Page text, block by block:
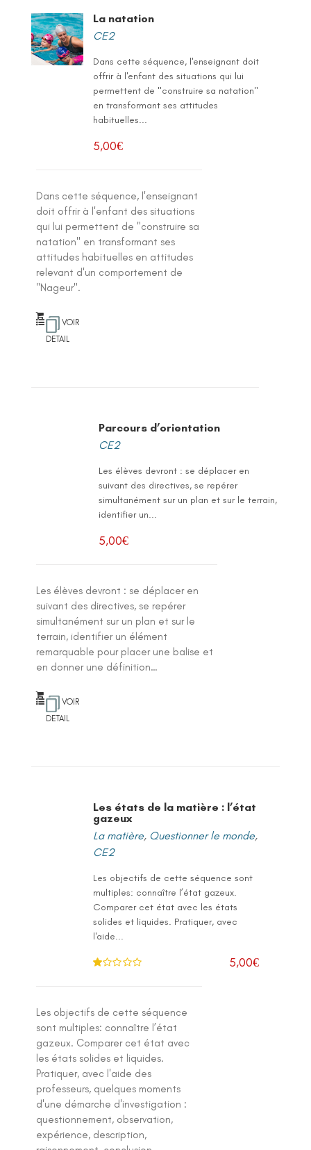
La natation
CE2
Dans cette séquence, l'enseignant doit
offrir à l'enfant des situations qui lui
permettent de "construire sa natation"
en transformant ses attitudes
habituelles...
5,00€
Dans cette séquence, l'enseignant
doit offrir à l'enfant des situations
qui lui permettent de "construire sa
natation" en transformant ses
attitudes habituelles en attitudes
relevant d'un comportement de
"Nageur".
VOIR
DETAIL
Parcours d’orientation
CE2
Les élèves devront : se déplacer en
suivant des directives, se repérer
simultanément sur un plan et sur le terrain,
identifier un...
5,00€
Les élèves devront : se déplacer en
suivant des directives, se repérer
simultanément sur un plan et sur le
terrain, identifier un élément
remarquable pour placer une balise et
en donner une définition…
VOIR
DETAIL
Les états de la matière : l’état
gazeux
La matière, Questionner le monde,
CE2
Les objectifs de cette séquence sont
multiples: connaître l’état gazeux.
Comparer cet état avec les états
solides et liquides. Pratiquer, avec
l'aide...
0
su
5,00€
Les objectifs de cette séquence
sont multiples: connaître l’état
gazeux. Comparer cet état avec
les états solides et liquides.
Pratiquer, avec l'aide des
professeurs, quelques moments
d'une démarche d'investigation :
questionnement, observation,
expérience, description,